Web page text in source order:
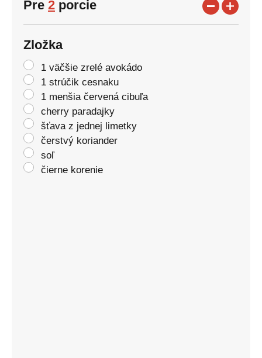
Pre 2 porcie
Zložka
1 väčšie zrelé avokádo
1 strúčik cesnaku
1 menšia červená cibuľa
cherry paradajky
šťava z jednej limetky
čerstvý koriander
soľ
čierne korenie